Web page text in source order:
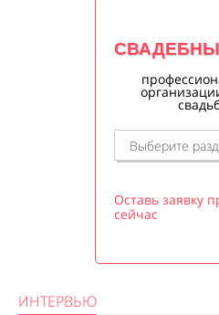
Оставь заявку
сейчас
ИНТЕРВЬЮ